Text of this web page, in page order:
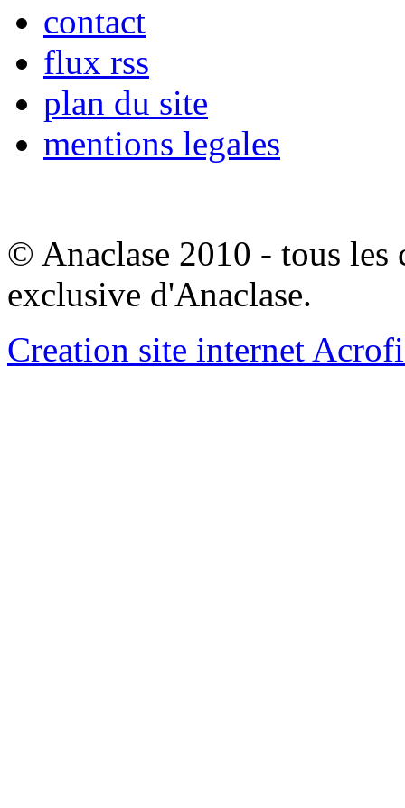
contact
flux rss
plan du site
mentions legales
© Anaclase 2010 - tous les
exclusive d'Anaclase.
Creation site internet